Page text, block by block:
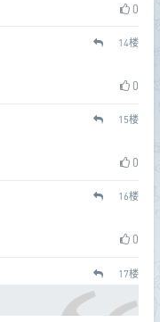
0
14楼
0
15楼
0
16楼
0
17楼